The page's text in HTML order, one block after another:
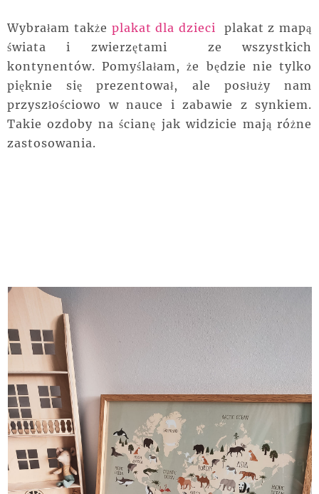
Wybrałam także plakat dla dzieci
plakat z mapą
świata i zwierzętami ze wszystkich
kontynentów. Pomyślałam, że będzie nie tylko
pięknie się prezentował, ale posłuży nam
przyszłościowo w nauce i zabawie z synkiem.
Takie ozdoby na ścianę jak widzicie mają różne
zastosowania.